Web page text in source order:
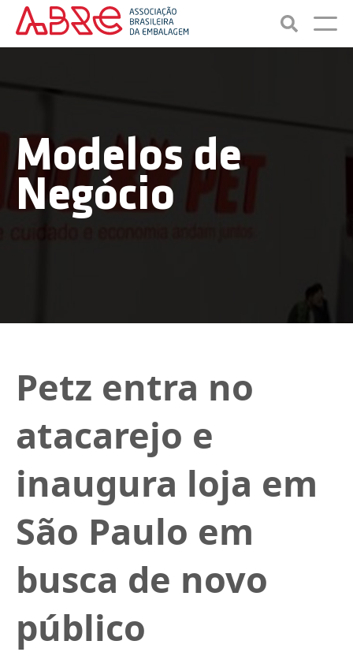
Modelos de
Negócio
Petz entra no
atacarejo e
inaugura loja em
São Paulo em
busca de novo
público